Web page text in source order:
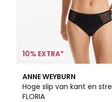
10% EXTRA*
ANNE WEYBURN
Hoge slip van kant en
FLORIA
2
Kleuren